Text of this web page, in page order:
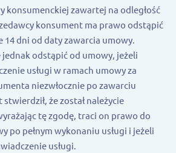
konsumenckiej zawartej na odległość
konsument ma prawo odstąpić
dni od daty zawarcia umowy.
odstąpić od umowy, jeżeli
usługi w ramach umowy za
niezwłocznie po zawarciu
że został należycie
tę ​​zgodę, traci on prawo do
po pełnym wykonaniu usługi i jeżeli
usługi.